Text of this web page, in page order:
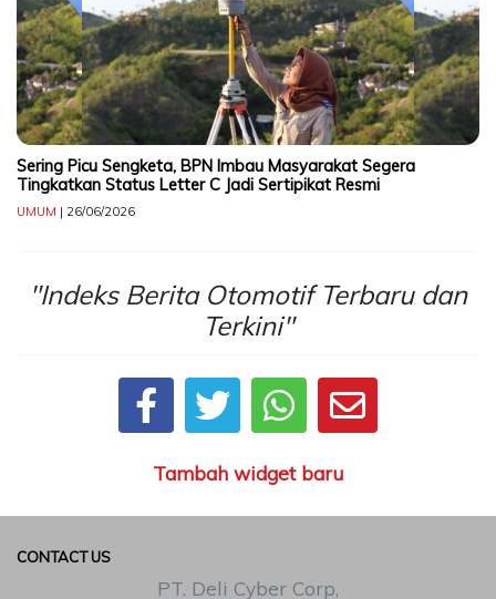
Upi
Themes
Tbk
Sering Picu Sengketa, BPN Imbau Masyarakat Segera
Tingkatkan Status Letter C Jadi Sertipikat Resmi
UMUM | 26/06/2026
"Indeks Berita Otomotif Terbaru dan
Terkini"
Tambah widget baru
CONTACT US
PT. Deli Cyber Corp,